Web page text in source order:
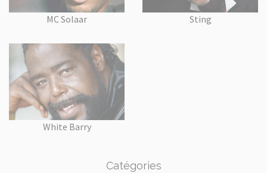
MC Solaar Sting
White Barry
Catégories